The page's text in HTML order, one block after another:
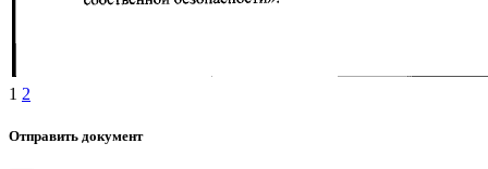
1 2
Отправить документ